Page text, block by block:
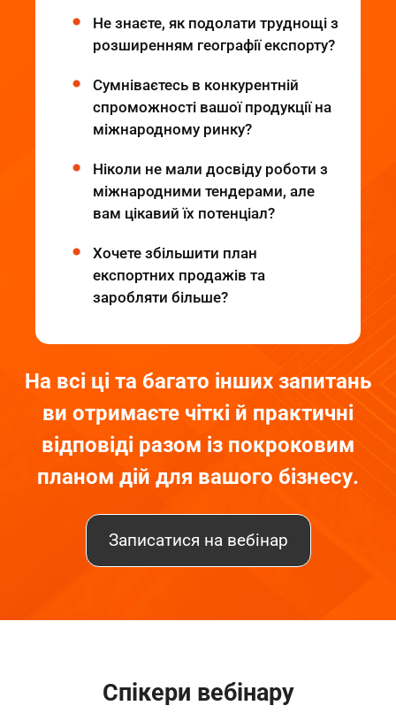
Не знаєте, як подолати труднощі з
розширенням географії експорту?
Сумніваєтесь в конкурентній
спроможності вашої продукції на
міжнародному ринку?
Ніколи не мали досвіду роботи з
міжнародними тендерами, але
вам цікавий їх потенціал?
Хочете збільшити план
експортних продажів та
заробляти більше?
На всі ці та багато інших запитань
ви отримаєте чіткі й практичні
відповіді разом із покроковим
планом дій для вашого бізнесу.
Записатися на вебінар
Спікери вебінару